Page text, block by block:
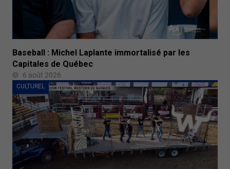
Baseball : Michel Laplante immortalisé par les
Capitales de Québec
6 août 2026
CULTUREL